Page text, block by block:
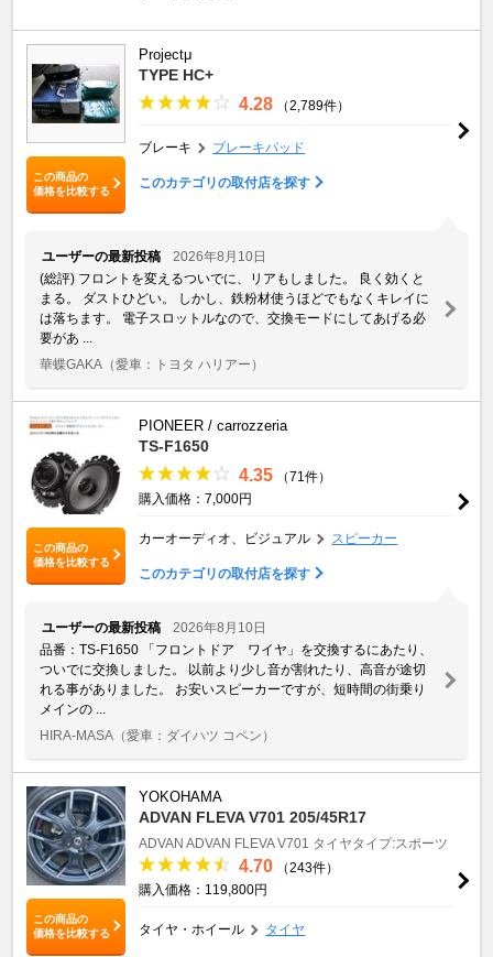
この商品の
価格を比較する
Projectμ
TYPE HC+
4.28 （2,789件）
ブレーキ ブレーキパッド
このカテゴリの取付店を探す
ユーザーの最新投稿
2026年8月10日
(総評) フロントを変えるついでに、リアもしました。 良く効くと
まる。 ダストひどい。 しかし、鉄粉材使うほどでもなくキレイに
は落ちます。 電子スロットルなので、交換モードにしてあげる必
要があ ...
華蝶GAKA （愛車：トヨタ ハリアー）
この商品の
価格を比較する
PIONEER / carrozzeria
TS-F1650
4.35
（71件）
購入価格：7,000円
カーオーディオ、ビジュアル スピーカー
このカテゴリの取付店を探す
ユーザーの最新投稿
2026年8月10日
品番：TS-F1650 「フロントドア ワイヤ」を交換するにあたり、
ついでに交換しました。 以前より少し音が割れたり、高音が途切
れる事がありました。 お安いスピーカーですが、短時間の街乗り
メインの ...
HIRA-MASA （愛車：ダイハツ コペン）
この商品の
価格を比較する
YOKOHAMA
ADVAN FLEVA V701 205/45R17
ADVAN ADVAN FLEVA V701 タイヤタイプ:スポーツ
4.70
（243件）
購入価格：119,800円
タイヤ・ホイール タイヤ